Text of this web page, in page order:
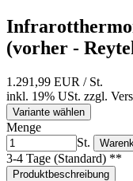
(vorher -
1.291,99 EUR / St.
inkl. 19% USt. zzgl.
Variante wählen
Menge
St.
3-4 Tage (Standard) **
Produktbeschreibung